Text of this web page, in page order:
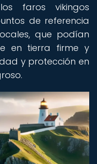
faros vikingos
de referencia
que podían
en tierra firme y
y protección en